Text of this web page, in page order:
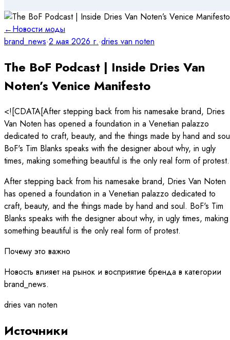
←Новости моды
brand_news·2 мая 2026 г.·dries van noten
The BoF Podcast | Inside Dries Van
Noten’s Venice Manifesto
<![CDATA[After stepping back from his namesake brand, Dries
Van Noten has opened a foundation in a Venetian palazzo
dedicated to craft, beauty, and the things made by hand and
BoF's Tim Blanks speaks with the designer about why, in ugly
times, making something beautiful is the only real form of protest.
After stepping back from his namesake brand, Dries Van Noten
has opened a foundation in a Venetian palazzo dedicated to
craft, beauty, and the things made by hand and soul. BoF's Tim
Blanks speaks with the designer about why, in ugly times, making
something beautiful is the only real form of protest.
Почему это важно
Новость влияет на рынок и восприятие бренда в категории
brand_news.
dries van noten
Источники